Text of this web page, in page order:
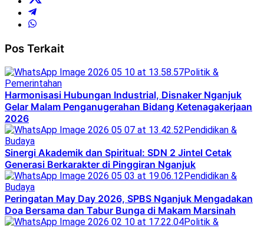
Pos Terkait
Politik &
Pemerintahan
Harmonisasi Hubungan Industrial, Disnaker Nganjuk
Gelar Malam Penganugerahan Bidang Ketenagakerjaan
2026
Pendidikan &
Budaya
Sinergi Akademik dan Spiritual: SDN 2 Jintel Cetak
Generasi Berkarakter di Pinggiran Nganjuk
Pendidikan &
Budaya
Peringatan May Day 2026, SPBS Nganjuk Mengadakan
Doa Bersama dan Tabur Bunga di Makam Marsinah
Politik &